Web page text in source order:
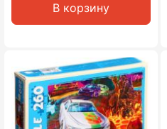
В корзину